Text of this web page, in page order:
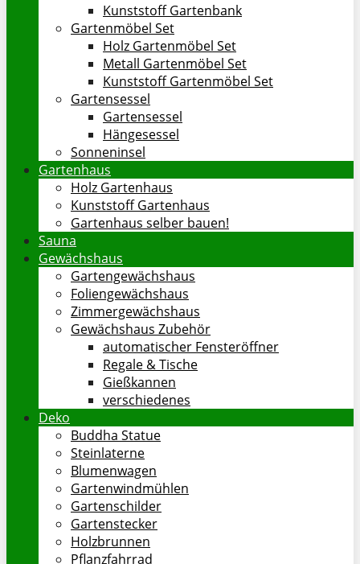
Kunststoff Gartenbank
Gartenmöbel Set
Holz Gartenmöbel Set
Metall Gartenmöbel Set
Kunststoff Gartenmöbel Set
Gartensessel
Gartensessel
Hängesessel
Sonneninsel
Gartenhaus
Holz Gartenhaus
Kunststoff Gartenhaus
Gartenhaus selber bauen!
Sauna
Gewächshaus
Gartengewächshaus
Foliengewächshaus
Zimmergewächshaus
Gewächshaus Zubehör
automatischer Fensteröffner
Regale & Tische
Gießkannen
verschiedenes
Deko
Buddha Statue
Steinlaterne
Blumenwagen
Gartenwindmühlen
Gartenschilder
Gartenstecker
Holzbrunnen
Pflanzfahrrad